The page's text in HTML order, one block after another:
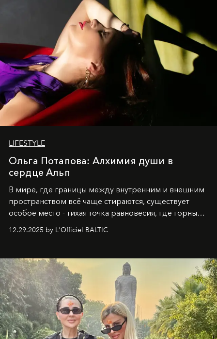
LIFESTYLE
Ольга Потапова: Алхимия души в
сердце Альп
В мире, где границы между внутренним и внешним
пространством всё чаще стираются, существует
особое место - тихая точка равновесия, где горные
глубинами человеческой души. Здесь, на стыке
Ольга Потапова - женщина, чей путь от поиска
истины превратился в искусство превращения
человеческих кризисов в возможности для
возрождения.
12.29.2025 by L'Officiel BALTIC